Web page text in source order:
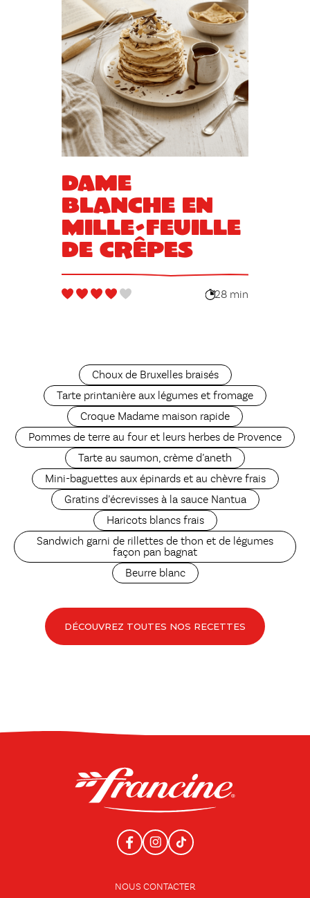
Dame
Blanche en
mille-feuille
de crêpes
28 min
Choux de Bruxelles braisés
Tarte printanière aux légumes et fromage
Croque Madame maison rapide
Pommes de terre au four et leurs herbes de Provence
Tarte au saumon, crème d’aneth
Mini-baguettes aux épinards et au chèvre frais
Gratins d’écrevisses à la sauce Nantua
Haricots blancs frais
Sandwich garni de rillettes de thon et de légumes
façon pan bagnat
Beurre blanc
DÉCOUVREZ TOUTES NOS RECETTES
NOUS CONTACTER